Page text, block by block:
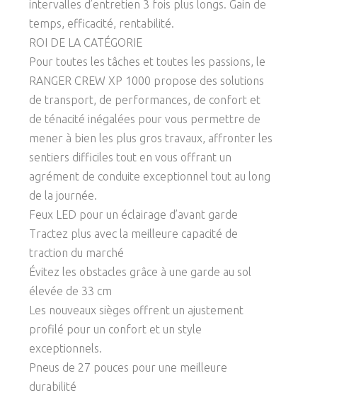
intervalles d’entretien 3 fois plus longs. Gain de
temps, efficacité, rentabilité.
ROI DE LA CATÉGORIE
Pour toutes les tâches et toutes les passions, le
RANGER CREW XP 1000 propose des solutions
de transport, de performances, de confort et
de ténacité inégalées pour vous permettre de
mener à bien les plus gros travaux, affronter les
sentiers difficiles tout en vous offrant un
agrément de conduite exceptionnel tout au long
de la journée.
Feux LED pour un éclairage d’avant garde
Tractez plus avec la meilleure capacité de
traction du marché
Évitez les obstacles grâce à une garde au sol
élevée de 33 cm
Les nouveaux sièges offrent un ajustement
profilé pour un confort et un style
exceptionnels.
Pneus de 27 pouces pour une meilleure
durabilité